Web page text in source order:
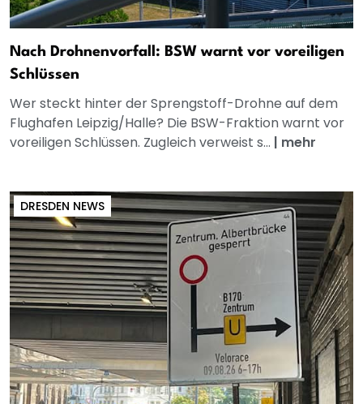
Nach Drohnenvorfall: BSW warnt vor voreiligen
Schlüssen
Wer steckt hinter der Sprengstoff-Drohne auf dem
Flughafen Leipzig/Halle? Die BSW-Fraktion warnt vor
voreiligen Schlüssen. Zugleich verweist s... | mehr
DRESDEN NEWS